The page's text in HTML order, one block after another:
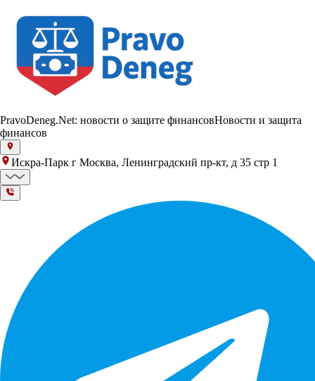
PravoDeneg.Net: новости о защите финансовНовости и защита
финансов
Искра-Парк г Москва, Ленинградский пр-кт, д 35 стр 1